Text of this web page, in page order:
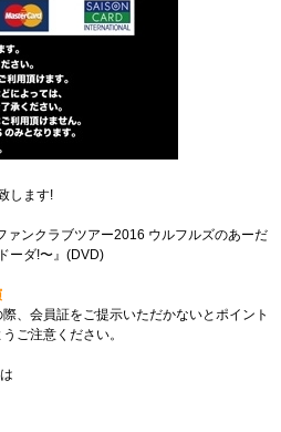
します!
ンクラブツアー2016 ウルフルズのあーだ
ーダ!〜』(DVD)
、会員証をご提示いただかないとポイント
ご注意ください。